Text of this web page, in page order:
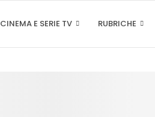
CINEMA E SERIE TV RUBRICHE